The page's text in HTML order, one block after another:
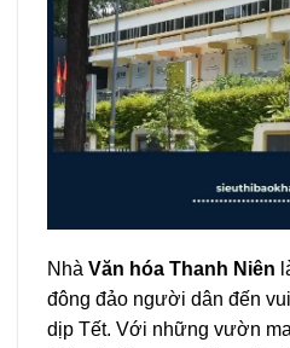
Nhà Văn hóa Thanh Niên
đông đảo người dân đến
dịp Tết. Với những vườn